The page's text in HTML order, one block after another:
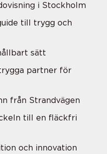
i Stockholm
till trygg och
sätt
partner för
från Strandvägen
till en fläckfri
och innovation